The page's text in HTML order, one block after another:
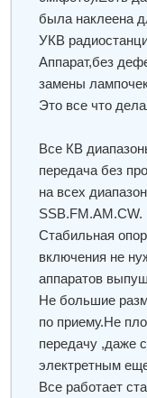
была наклеена
УКВ
Аппарат,без
замены
Это все что
Все КВ
передача без
на всех
SSB.FM.AM.CW.
Стабильная
включения не
аппаратов
Не большие
по приему.Не
передачу ,даже
электретным
Все работает